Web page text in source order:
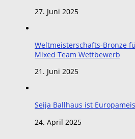
27. Juni 2025
Weltmeisterschafts-Bronze
Mixed Team Wettbewerb
21. Juni 2025
Seija Ballhaus ist
24. April 2025